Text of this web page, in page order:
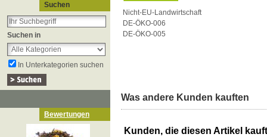
Suchen
Suchen in
In Unterkategorien suchen
Bewertungen
Nicht-EU-Landwirtschaft
DE-ÖKO-006
DE-ÖKO-005
Was andere Kunden kauften
Kunden, die diesen Artikel